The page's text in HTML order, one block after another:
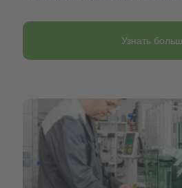
Узнать